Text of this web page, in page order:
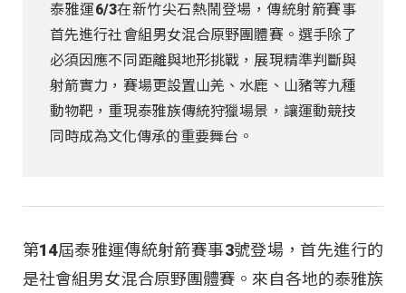
泰雅運6/3在新竹尖石熱鬧登場，傳統射箭賽事
首先進行社會組男女混合原野團體賽。選手除了
必須因應不同距離與地形挑戰，展現精準判斷與
射箭實力，賽場更設置山羌、水鹿、山豬等九種
動物靶，重現泰雅族傳統狩獵場景，讓運動競技
同時成為文化傳承的重要舞台。
第14屆泰雅運傳統射箭賽事3號登場，首先進行的
是社會組男女混合原野團體賽。來自各地的泰雅族